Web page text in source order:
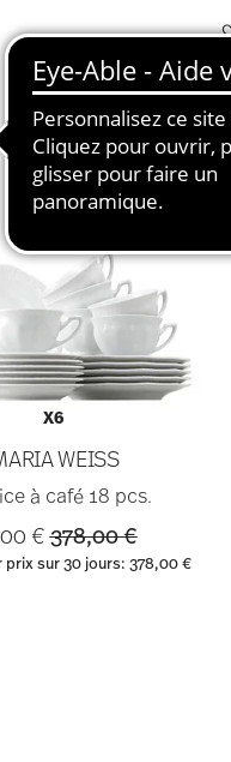
X6
WEISS
à café 18 pcs.
€Price reduced from
378,00 €to
prix sur 30 jours:378,00 €